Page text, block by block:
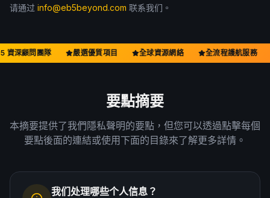
请通过 info@eb5beyond.com 联系我们。
資深顧問團隊 嚴選優質項目 全球資源網絡 全流程護航服務
要點摘要
本摘要提供了我們隱私聲明的要點，但您可以透過點擊每個
要點後面的連結或使用下面的目錄來了解更多詳情。
我们处理哪些个人信息？